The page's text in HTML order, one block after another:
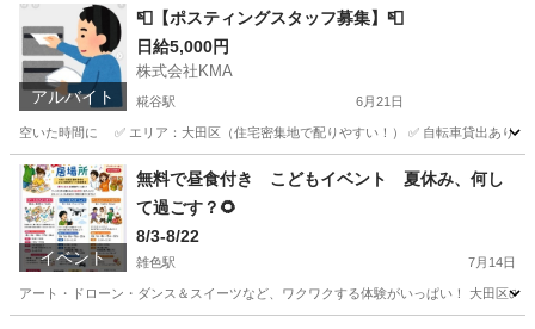
東京 大田区 雑色駅 季節、空調家電 デロンギ
アルバイト
📮【ポスティングスタッフ募集】📮
日給5,000円
株式会社KMA
糀谷駅 6月21日
空いた時間に ✅ エリア：大田区（住宅密集地で配りやすい！） ✅ 自転車貸出あり
東京 大田区 糀谷駅 ポスティング スタッフ
イベント
無料で昼食付き こどもイベント 夏休み、何し
て過ごす？🌻
8/3-8/22
雑色駅 7月14日
アート・ドローン・ダンス＆スイーツなど、ワクワクする体験がいっぱい！ 大田区